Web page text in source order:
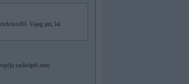
noslīd. Vajag jau, lai
saskrāpēt auto